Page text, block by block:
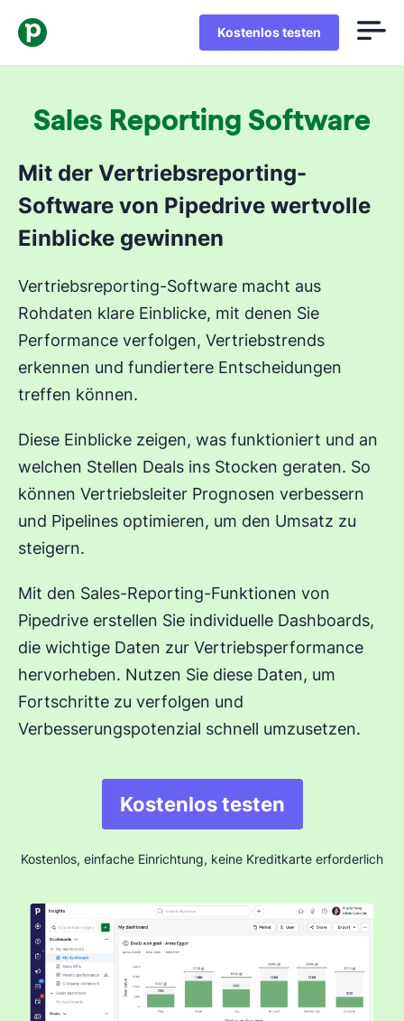
Kostenlos testen
Sales Reporting Software
Mit der Vertriebsreporting-
Software von Pipedrive wertvolle
Einblicke gewinnen
Vertriebsreporting-Software macht aus
Rohdaten klare Einblicke, mit denen Sie
Performance verfolgen, Vertriebstrends
erkennen und fundiertere Entscheidungen
treffen können.
Diese Einblicke zeigen, was funktioniert und an
welchen Stellen Deals ins Stocken geraten. So
können Vertriebsleiter Prognosen verbessern
und Pipelines optimieren, um den Umsatz zu
steigern.
Mit den Sales-Reporting-Funktionen von
Pipedrive erstellen Sie individuelle Dashboards,
die wichtige Daten zur Vertriebsperformance
hervorheben. Nutzen Sie diese Daten, um
Fortschritte zu verfolgen und
Verbesserungspotenzial schnell umzusetzen.
Kostenlos testen
Kostenlos, einfache Einrichtung, keine Kreditkarte erforderlich